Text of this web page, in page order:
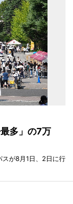
多」の7万
スが8月1日、2日に行